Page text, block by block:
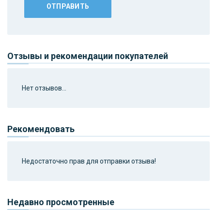
Отзывы и рекомендации покупателей
Нет отзывов...
Рекомендовать
Недостаточно прав для отправки отзыва!
Недавно просмотренные